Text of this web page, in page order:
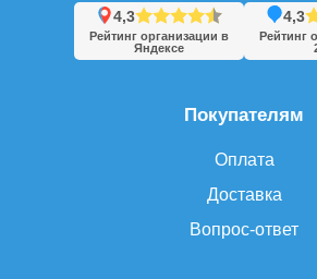
Покупателям
Оплата
Доставка
Вопрос-ответ
4,3
Рейтинг организации в
Яндексе
4,3
Рейтинг